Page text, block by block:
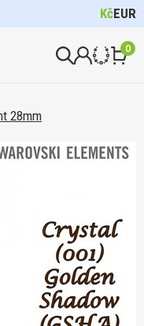
KčEUR
0
28mm